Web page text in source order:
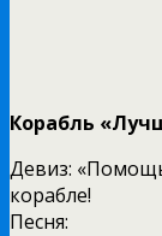
Корабль
Девиз:
корабле!
Песня: